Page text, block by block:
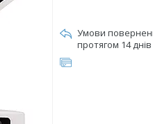
протягом 14 днів